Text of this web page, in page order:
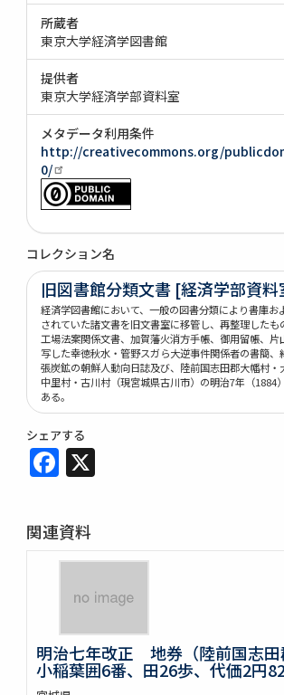
所蔵者
東京大学経済学図書館
提供者
東京大学経済学部資料室
メタデータ利用条件
http://creativecommons.org/
0/
コレクション名
旧図書館分類文書 [経済学部資料
経済学図書館において、一般の図書分類により書庫お
されていた諸文書を旧文書室に移管し、再整理したも
工場法案関係文書、加賀藩火消方手帳、御用留帳、片
写した幸徳秋水・管野スガら大逆事件関係者の書簡、
張炭鉱の朝鮮人動向日誌及び、陸前国志田郡大幡村・
中里村・古川村（現宮城県古川市）の明治7年（1884
ある。
シェアする
Facebook
関連資料
明治七年改正 地券（陸前国志田
小稲葉囲6番、田26歩、代価2円